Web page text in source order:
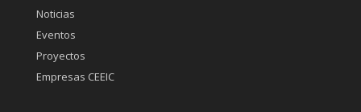
Noticias
Eventos
Proyectos
Empresas CEEIC